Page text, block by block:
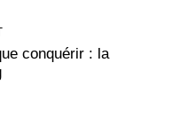
conquérir : la